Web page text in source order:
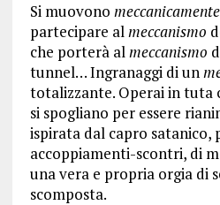
Si muovono meccanicamente
partecipare almeccanismo
che porterà almeccanismo
tunnel… Ingranaggi di un
totalizzante. Operai in tuta
si spogliano per essere
ispirata dal capro satanico,
accoppiamenti-scontri, di
una vera e propria orgia di
scomposta.